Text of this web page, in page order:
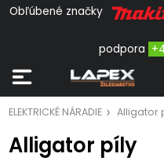
Obľúbené značky
podpora
ELEKTRICKÉ NÁRADIE Alligator
Alligator píly